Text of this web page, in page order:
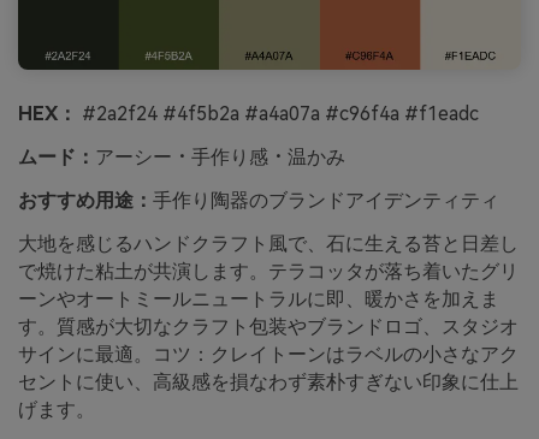
HEX： #2a2f24 #4f5b2a #a4a07a #c96f4a #f1eadc
ムード： アーシー・手作り感・温かみ
おすすめ用途： 手作り陶器のブランドアイデンティティ
大地を感じるハンドクラフト風で、石に生える苔と日差し
で焼けた粘土が共演します。テラコッタが落ち着いたグリ
ーンやオートミールニュートラルに即、暖かさを加えま
す。質感が大切なクラフト包装やブランドロゴ、スタジオ
サインに最適。コツ：クレイトーンはラベルの小さなアク
セントに使い、高級感を損なわず素朴すぎない印象に仕上
げます。